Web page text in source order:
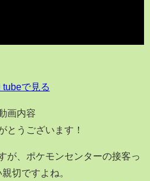
tubeで見る
画内容
とうございます！
が、ポケモンセンターの接客っ
切ですよね。